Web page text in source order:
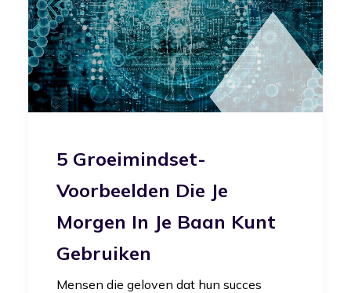
5 Groeimindset-
Voorbeelden Die Je
Morgen In Je Baan Kunt
Gebruiken
Mensen die geloven dat hun succes